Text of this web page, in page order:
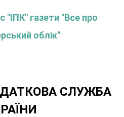
"ІПК" газети "Все про
облік"
СЛУЖБА